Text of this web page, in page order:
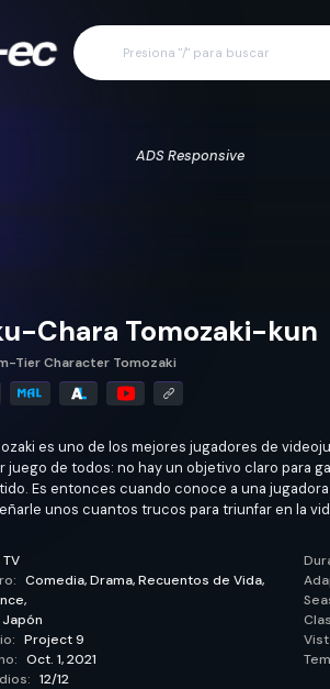
ADS Responsive
Chara Tomozaki-kun
Tier Character Tomozaki
es uno de los mejores jugadores de
juego de todos: no hay un objetivo claro para
Es entonces cuando conoce a una
unos cuantos trucos para triunfar en la
TV
Comedia,Drama,Recuentos de Vida,
Japón
Project 9
Oct. 1, 2021
12/12